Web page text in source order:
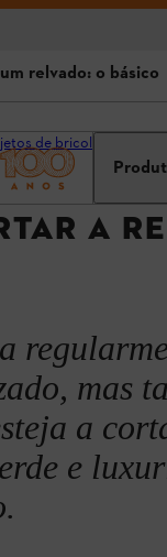
de bricolage e jardim
A
mas
a
e
relvado: o básico
um relvado: o
do corta-
cortar relva